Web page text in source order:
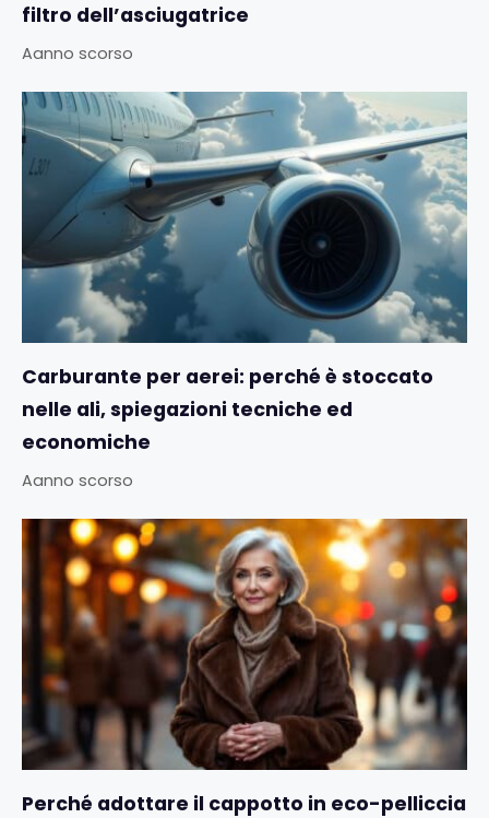
filtro dell’asciugatrice
Aanno scorso
Carburante per aerei: perché è stoccato
nelle ali, spiegazioni tecniche ed
economiche
Aanno scorso
Perché adottare il cappotto in eco-pelliccia